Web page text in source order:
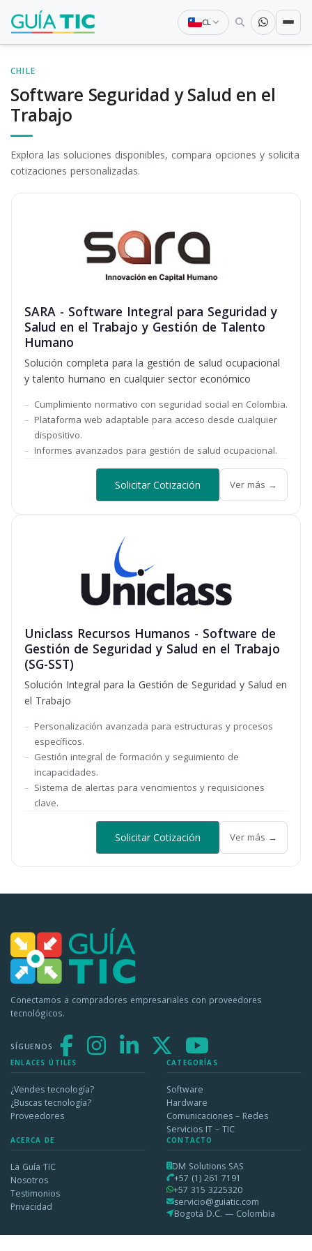
CL
CHILE
Software Seguridad y Salud en el
Trabajo
Explora las soluciones disponibles, compara opciones y solicita
cotizaciones personalizadas.
SARA - Software Integral para Seguridad y
Salud en el Trabajo y Gestión de Talento
Humano
Solución completa para la gestión de salud ocupacional
y talento humano en cualquier sector económico
Cumplimiento normativo con seguridad social en Colombia.
Plataforma web adaptable para acceso desde cualquier
dispositivo.
Informes avanzados para gestión de salud ocupacional.
Solicitar Cotización Ver más →
Uniclass Recursos Humanos - Software de
Gestión de Seguridad y Salud en el Trabajo
(SG-SST)
Solución Integral para la Gestión de Seguridad y Salud en
el Trabajo
Personalización avanzada para estructuras y procesos
específicos.
Gestión integral de formación y seguimiento de
incapacidades.
Sistema de alertas para vencimientos y requisiciones
clave.
Solicitar Cotización Ver más →
Conectamos a compradores empresariales con proveedores
tecnológicos.
SÍGUENOS
ENLACES ÚTILES
¿Vendes tecnología?
¿Buscas tecnología?
Proveedores
CATEGORÍAS
Software
Hardware
Comunicaciones – Redes
Servicios IT – TIC
ACERCA DE
La Guía TIC
Nosotros
Testimonios
Privacidad
CONTACTO
DM Solutions SAS
+57 (1) 261 7191
+57 315 3225320
servicio@guiatic.com
Bogotá D.C. — Colombia